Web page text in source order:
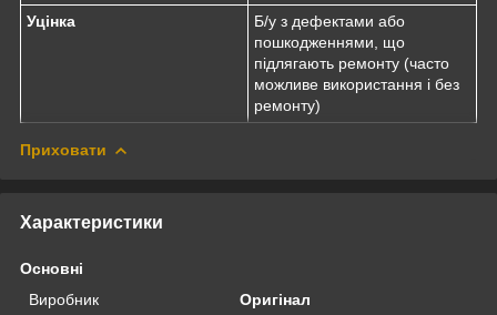
Уцінка
Б/у з дефектами або
пошкодженнями, що
підлягають ремонту (часто
можливе використання і без
ремонту)
Приховати
Характеристики
Основні
Виробник
Оригінал